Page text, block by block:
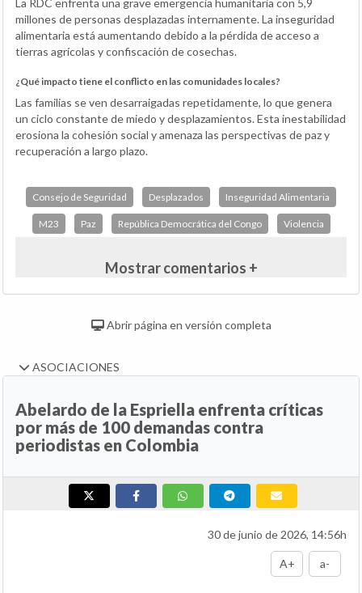
La RDC enfrenta una grave emergencia humanitaria con 5,9
millones de personas desplazadas internamente. La inseguridad
alimentaria está aumentando debido a la pérdida de acceso a
tierras agrícolas y confiscación de cosechas.
¿Qué impacto tiene el conflicto en las comunidades locales?
Las familias se ven desarraigadas repetidamente, lo que genera
un ciclo constante de miedo y desplazamientos. Esta inestabilidad
erosiona la cohesión social y amenaza las perspectivas de paz y
recuperación a largo plazo.
Consejo de Seguridad Desplazados Inseguridad Alimentaria
M23 Paz República Democrática del Congo Violencia
Mostrar comentarios +
Abrir página en versión completa
ASOCIACIONES
Abelardo de la Espriella enfrenta críticas
por más de 100 demandas contra
periodistas en Colombia
30 de junio de 2026, 14:56h
A+ a-